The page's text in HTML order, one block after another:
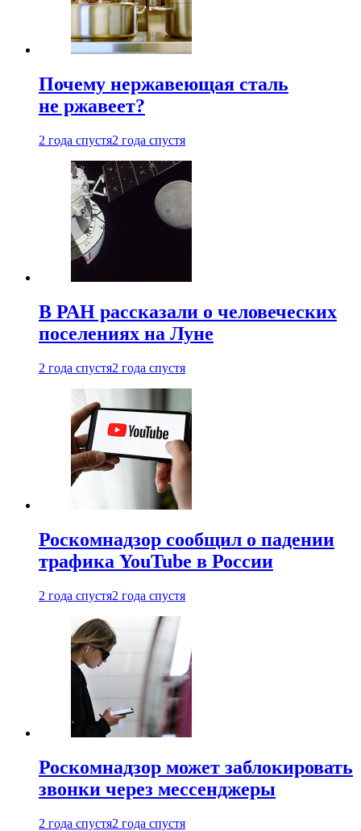
Почему нержавеющая сталь
не ржавеет?
2 года спустя2 года спустя
В РАН рассказали о человеческих
поселениях на Луне
2 года спустя2 года спустя
Роскомнадзор сообщил о падении
трафика YouTube в России
2 года спустя2 года спустя
Роскомнадзор может заблокировать
звонки через мессенджеры
2 года спустя2 года спустя